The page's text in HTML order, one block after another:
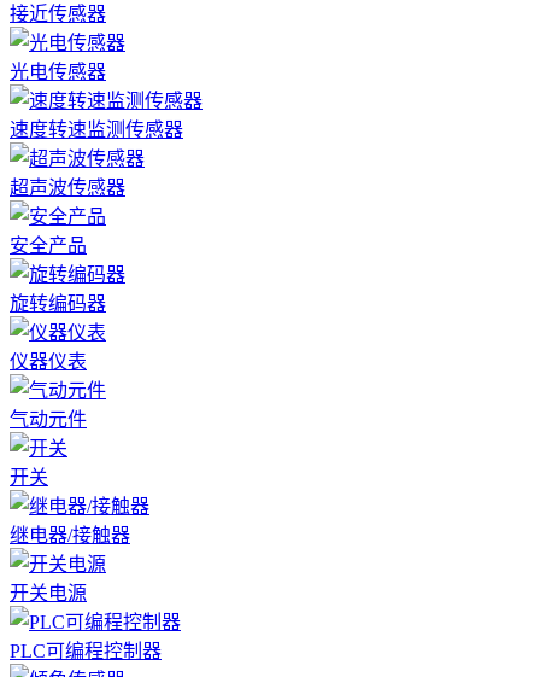
接近传感器
光电传感器
速度转速监测传感器
超声波传感器
安全产品
旋转编码器
仪器仪表
气动元件
开关
继电器/接触器
开关电源
PLC可编程控制器